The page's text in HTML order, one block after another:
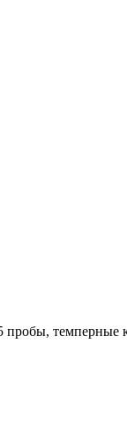
пробы, темперные